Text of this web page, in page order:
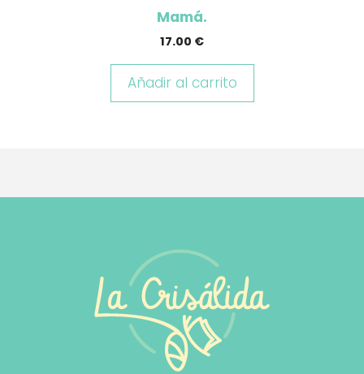
Mamá.
17.00 €
Añadir al carrito